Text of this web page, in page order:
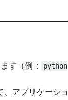
す（例：
python
、アプリケーショ